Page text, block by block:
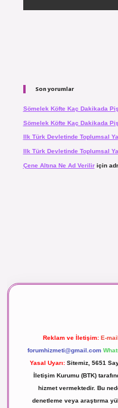
Son yorumlar
Sömelek Köfte Kaç Dakikada
Sömelek Köfte Kaç Dakikada
Ilk Türk Devletinde Toplumsal
Ilk Türk Devletinde Toplumsal
Çene Altına Ne Ad Veriliriçin
Reklam ve İletişim: E-
forumhizmeti@gmail.com
Yasal Uyarı: Sitemiz, 5651
İletişim Kurumu (BTK)
hizmet vermektedir. Bu
denetleme veya araştırma